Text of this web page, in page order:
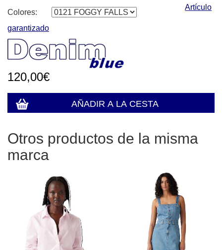
Colores:
Artículo
garantizado
120,00€
Otros productos de la misma
marca